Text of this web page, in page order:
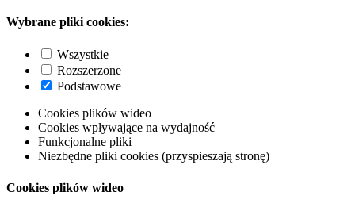
Wybrane pliki cookies:
Wszystkie
Rozszerzone
Podstawowe
Cookies plików wideo
Cookies wpływające na wydajność
Funkcjonalne pliki
Niezbędne pliki cookies (przyspieszają stronę)
Cookies plików wideo